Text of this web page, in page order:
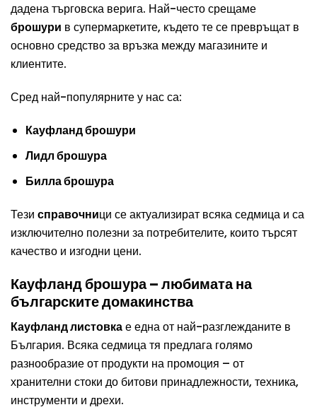
дадена търговска верига. Най-често срещаме
брошури в супермаркетите, където те се превръщат в
основно средство за връзка между магазините и
клиентите.
Сред най-популярните у нас са:
Кауфланд брошури
Лидл брошура
Билла брошура
Тези справочници се актуализират всяка седмица и са
изключително полезни за потребителите, които търсят
качество и изгодни цени.
Кауфланд брошура – любимата на
българските домакинства
Кауфланд листовкае една от най-разглежданите в
България. Всяка седмица тя предлага голямо
разнообразие от продукти на промоция – от
хранителни стоки до битови принадлежности, техника,
инструменти и дрехи.